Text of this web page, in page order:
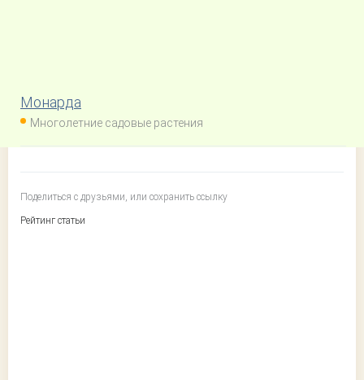
Монарда
Многолетние садовые растения
Поделиться с друзьями, или сохранить ссылку
Рейтинг статьи